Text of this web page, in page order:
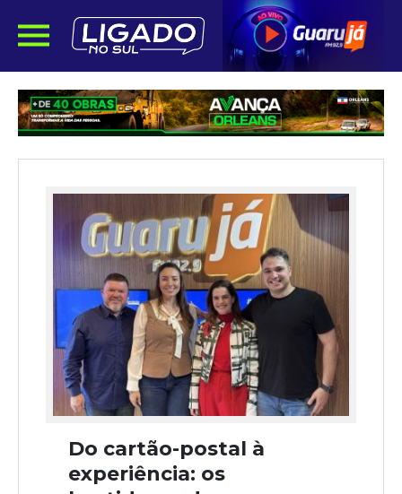
Do cartão-postal à
experiência: os